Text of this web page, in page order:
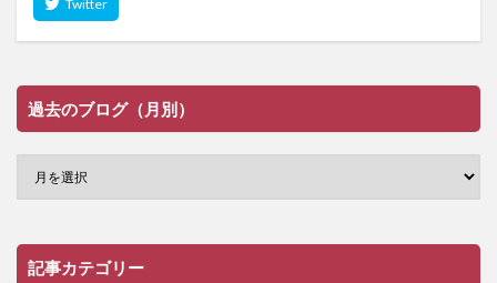
過去のブログ（月別）
記事カテゴリー